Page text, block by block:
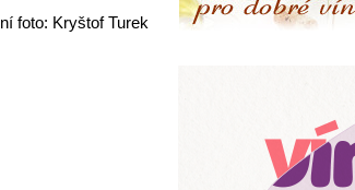
foto: Kryštof Turek